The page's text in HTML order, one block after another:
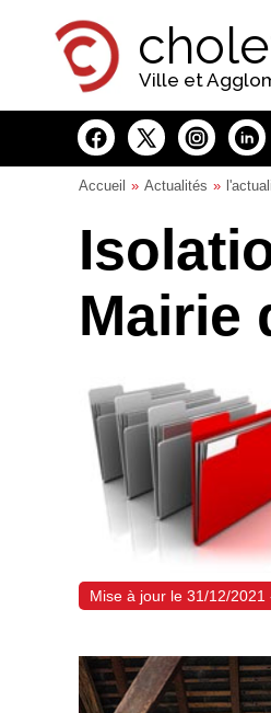
Ville et
Accueil Actualités
Mairie
Mise à jour le 31/12/